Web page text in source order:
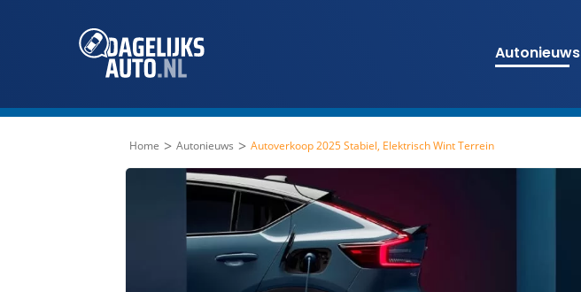
Autonieuws
Home > Autonieuws > Autoverkoop 2025 Stabiel, Elektrisch Wint Terrein